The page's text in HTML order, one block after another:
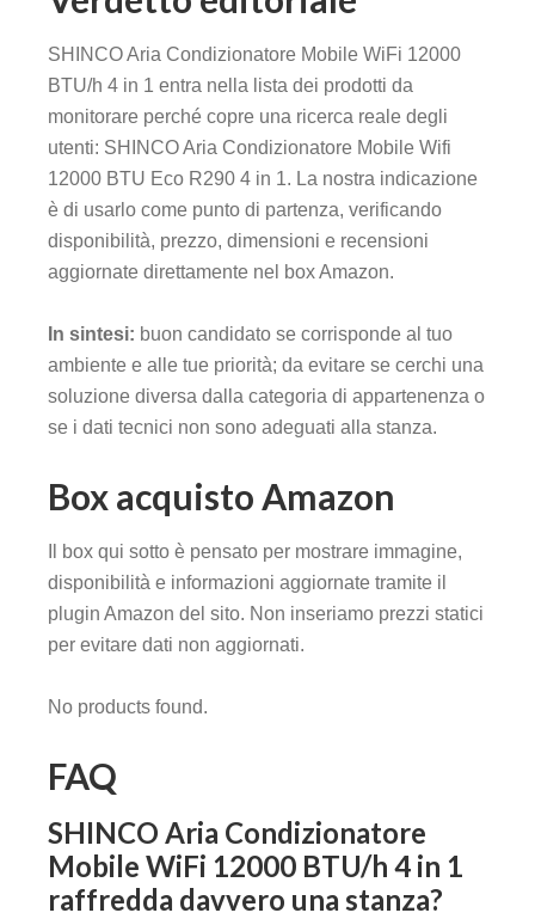
SHINCO Aria Condizionatore Mobile WiFi 12000
BTU/h 4 in 1 entra nella lista dei prodotti da
monitorare perché copre una ricerca reale degli
utenti: SHINCO Aria Condizionatore Mobile Wifi
12000 BTU Eco R290 4 in 1. La nostra indicazione
è di usarlo come punto di partenza, verificando
disponibilità, prezzo, dimensioni e recensioni
aggiornate direttamente nel box Amazon.
In sintesi: buon candidato se corrisponde al tuo
ambiente e alle tue priorità; da evitare se cerchi una
soluzione diversa dalla categoria di appartenenza o
se i dati tecnici non sono adeguati alla stanza.
Box acquisto Amazon
Il box qui sotto è pensato per mostrare immagine,
disponibilità e informazioni aggiornate tramite il
plugin Amazon del sito. Non inseriamo prezzi statici
per evitare dati non aggiornati.
No products found.
FAQ
SHINCO Aria Condizionatore
Mobile WiFi 12000 BTU/h 4 in 1
raffredda davvero una stanza?